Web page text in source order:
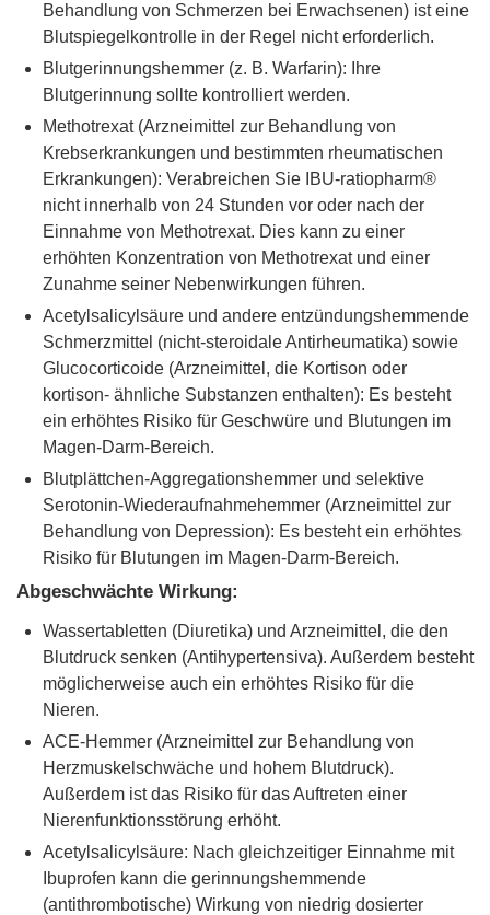
Behandlung von Schmerzen bei Erwachsenen) ist eine
Blutspiegelkontrolle in der Regel nicht erforderlich.
Blutgerinnungshemmer (z. B. Warfarin): Ihre
Blutgerinnung sollte kontrolliert werden.
Methotrexat (Arzneimittel zur Behandlung von
Krebserkrankungen und bestimmten rheumatischen
Erkrankungen): Verabreichen Sie IBU-ratiopharm®
nicht innerhalb von 24 Stunden vor oder nach der
Einnahme von Methotrexat. Dies kann zu einer
erhöhten Konzentration von Methotrexat und einer
Zunahme seiner Nebenwirkungen führen.
Acetylsalicylsäure und andere entzündungshemmende
Schmerzmittel (nicht-steroidale Antirheumatika) sowie
Glucocorticoide (Arzneimittel, die Kortison oder
kortison- ähnliche Substanzen enthalten): Es besteht
ein erhöhtes Risiko für Geschwüre und Blutungen im
Magen-Darm-Bereich.
Blutplättchen-Aggregationshemmer und selektive
Serotonin-Wiederaufnahmehemmer (Arzneimittel zur
Behandlung von Depression): Es besteht ein erhöhtes
Risiko für Blutungen im Magen-Darm-Bereich.
Abgeschwächte Wirkung:
Wassertabletten (Diuretika) und Arzneimittel, die den
Blutdruck senken (Antihypertensiva). Außerdem besteht
möglicherweise auch ein erhöhtes Risiko für die
Nieren.
ACE-Hemmer (Arzneimittel zur Behandlung von
Herzmuskelschwäche und hohem Blutdruck).
Außerdem ist das Risiko für das Auftreten einer
Nierenfunktionsstörung erhöht.
Acetylsalicylsäure: Nach gleichzeitiger Einnahme mit
Ibuprofen kann die gerinnungshemmende
(antithrombotische) Wirkung von niedrig dosierter